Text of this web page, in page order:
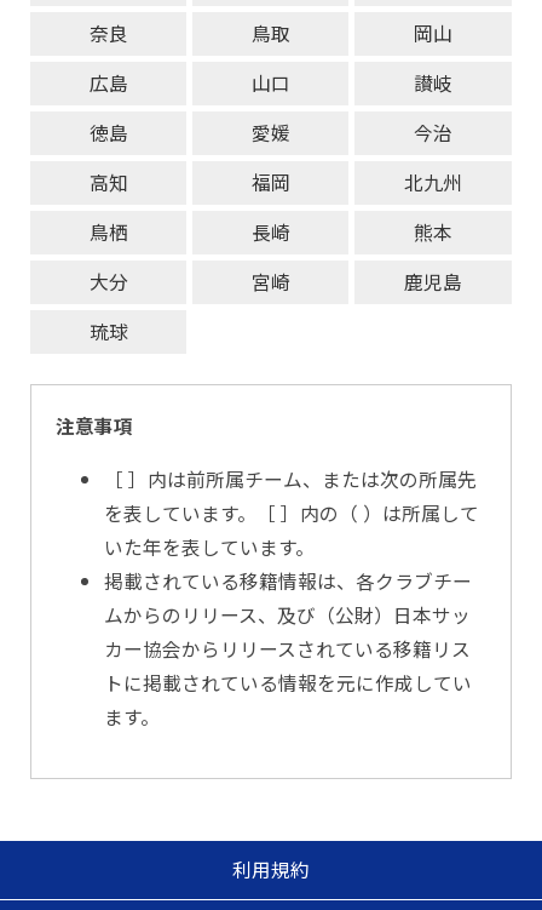
奈良
鳥取
岡山
広島
山口
讃岐
徳島
愛媛
今治
高知
福岡
北九州
鳥栖
長崎
熊本
大分
宮崎
鹿児島
琉球
注意事項
［ ］内は前所属チーム、または次の所属先
を表しています。［ ］内の（ ）は所属して
いた年を表しています。
掲載されている移籍情報は、各クラブチー
ムからのリリース、及び（公財）日本サッ
カー協会からリリースされている移籍リス
トに掲載されている情報を元に作成してい
ます。
利用規約